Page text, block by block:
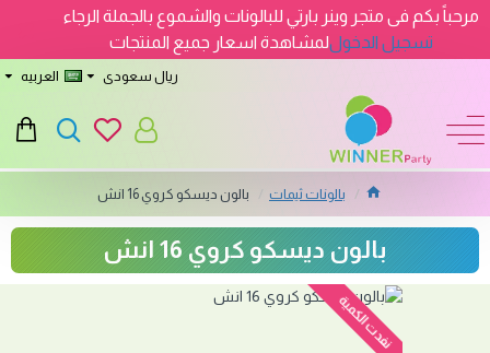
مرحباً بكم فى متجر وينر بارتي للبالونات والشموع بالجملة الرجاء
تسجيل الدخوللمشاهدة اسعار جميع المنتجات
ريال سعودى العربيه
بالونات ثيمات بالون ديسكو كروي 16 انش
بالون ديسكو كروي 16 انش
نفدت الكمية